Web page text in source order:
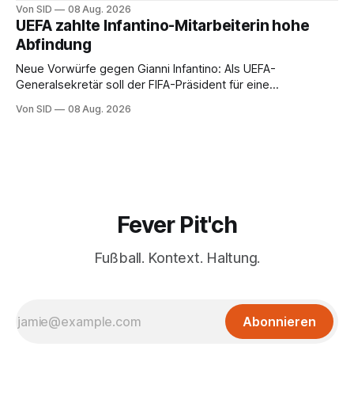
Von SID 08 Aug. 2026
UEFA zahlte Infantino-Mitarbeiterin hohe
Abfindung
Neue Vorwürfe gegen Gianni Infantino: Als UEFA-
Generalsekretär soll der FIFA-Präsident für eine
Von SID 08 Aug. 2026
Fever Pit'ch
Fußball. Kontext. Haltung.
Abonnieren